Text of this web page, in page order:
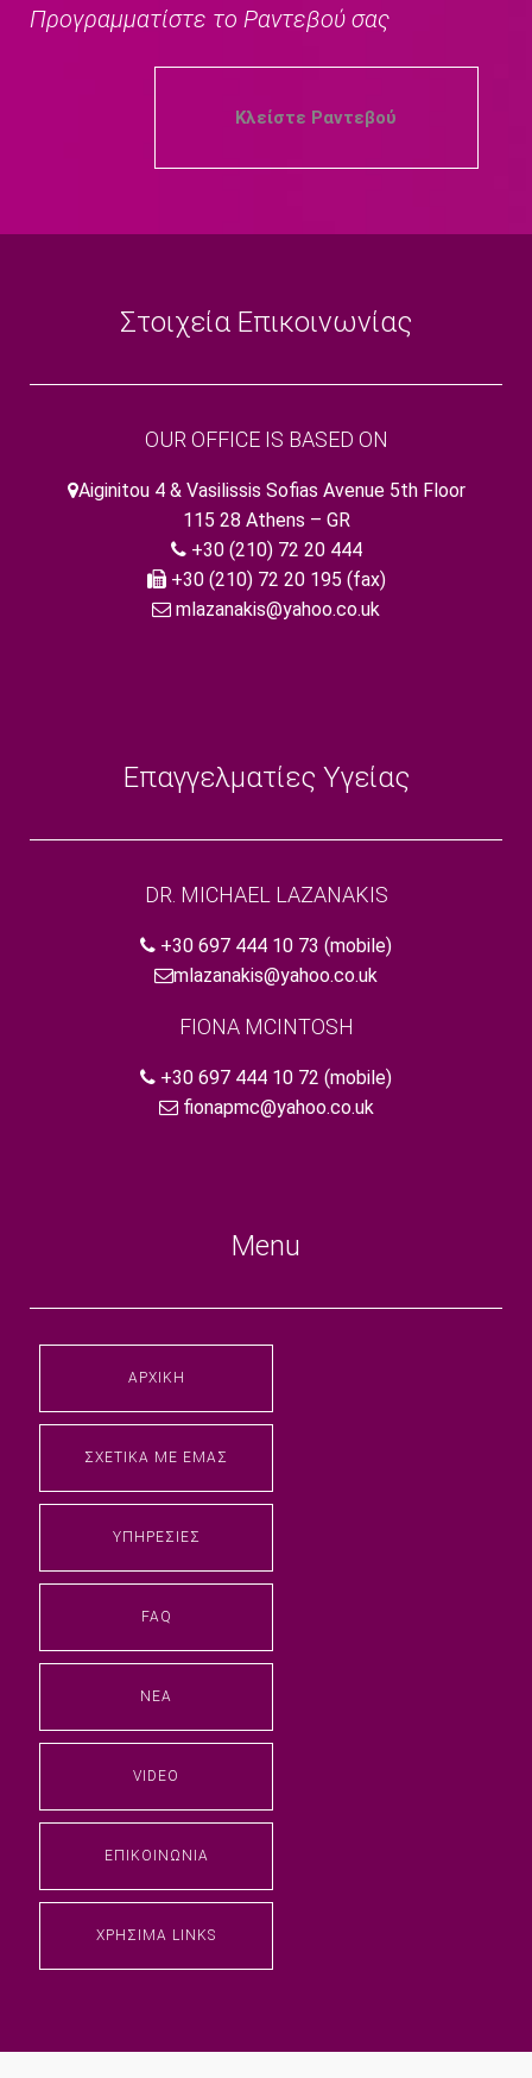
Προγραμματίστε το Ραντεβού σας
Κλείστε Ραντεβού
Στοιχεία Επικοινωνίας
OUR OFFICE IS BASED ON
Aiginitou 4 & Vasilissis Sofias Avenue 5th Floor
115 28 Athens – GR
+30 (210) 72 20 444
+30 (210) 72 20 195 (fax)
mlazanakis@yahoo.co.uk
Επαγγελματίες Υγείας
DR. MICHAEL LAZANAKIS
+30 697 444 10 73 (mobile)
mlazanakis@yahoo.co.uk
FIONA MCINTOSH
+30 697 444 10 72 (mobile)
fionapmc@yahoo.co.uk
Menu
ΑΡΧΙΚΉ
ΣΧΕΤΙΚΆ ΜΕ ΕΜΆΣ
ΥΠΗΡΕΣΊΕΣ
FAQ
ΝΈΑ
VIDEO
ΕΠΙΚΟΙΝΩΝΊΑ
ΧΡΉΣΙΜΑ LINKS